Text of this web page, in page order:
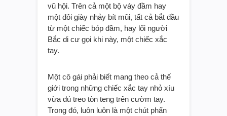
vũ hội. Trên cả một bộ váy đầm hay
một đôi giày nhảy bít mũi, tất cả bắt đầu
từ một chiếc bóp đầm, hay lối người
Bắc di cư gọi khi này, một chiếc xắc
tay.
Một cô gái phải biết mang theo cả thế
giới trong những chiếc xắc tay nhỏ xíu
vừa đủ treo tòn teng trên cườm tay.
Trong đó, luôn luôn là một chút phấn